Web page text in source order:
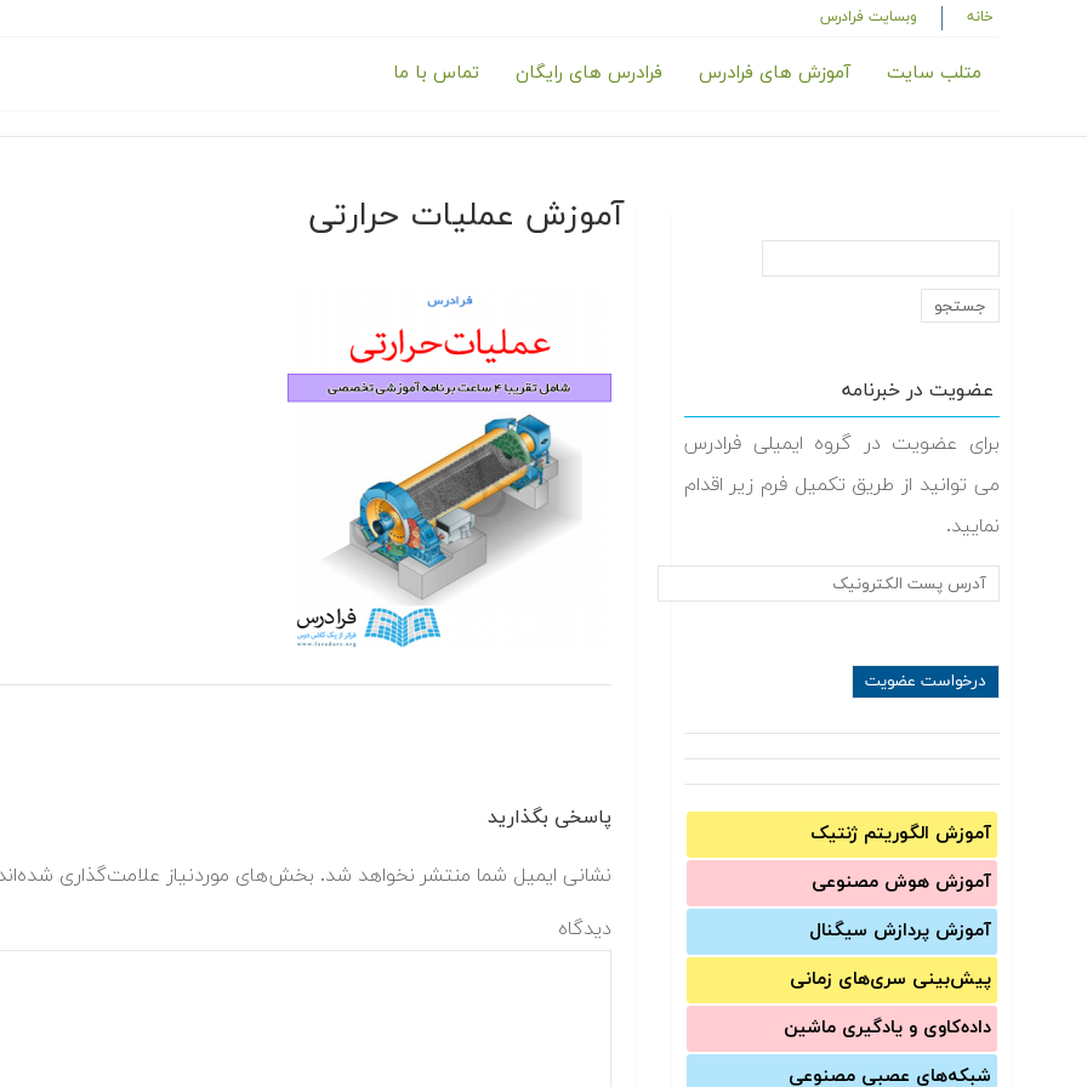
خانه وبسایت فرادرس
متلب سایت آموزش های فرادرس فرادرس های رایگان تماس با ما
عضویت در خبرنامه
برای عضویت در گروه ایمیلی فرادرس
می توانید از طریق تکمیل فرم زیر اقدام
نمایید.
آموزش الگوریتم ژنتیک
آموزش‌ هوش مصنوعی
آموزش‌ پردازش سیگنال
پیش‌‌بینی سری‌‌های زمانی
داده‌کاوی و یادگیری ماشین
شبکه‌های عصبی مصنوعی
آموزش عملیات حرارتی
پاسخی بگذارید
نشانی ایمیل شما منتشر نخواهد شد. بخش‌های موردنیاز علامت‌گذاری
دیدگاه